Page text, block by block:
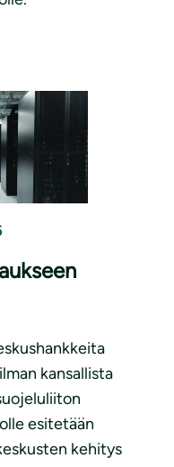
kansallista
esitetään
kehitys